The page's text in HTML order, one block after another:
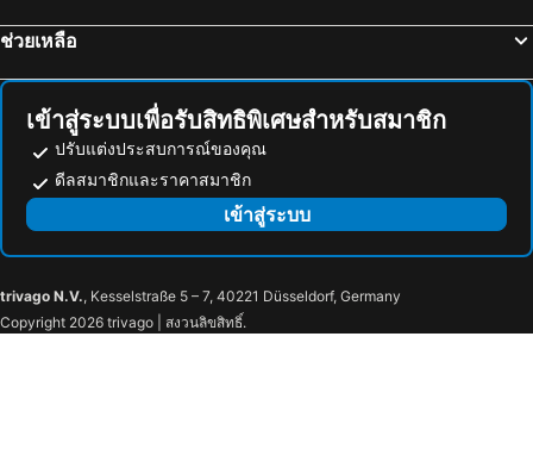
ช่วยเหลือ
เข้าสู่ระบบเพื่อรับสิทธิพิเศษสำหรับสมาชิก
ปรับแต่งประสบการณ์ของคุณ
ดีลสมาชิกและราคาสมาชิก
เข้าสู่ระบบ
trivago N.V., Kesselstraße 5 – 7, 40221 Düsseldorf, Germany
Copyright 2026 trivago | สงวนลิขสิทธิ์.